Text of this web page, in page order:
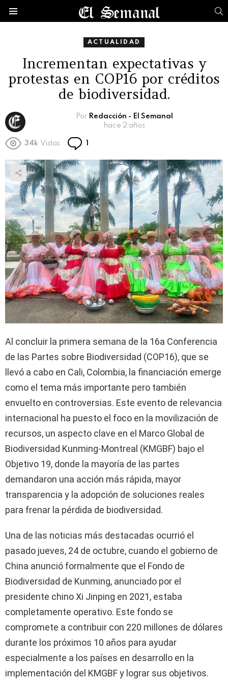
ACTUALIDAD
Incrementan expectativas y
protestas en COP16 por créditos
de biodiversidad.
Por Redacción - El Semanal
hace 2 años
34k Vistas
Al concluir la primera semana de la 16a Conferencia
de las Partes sobre Biodiversidad (COP16), que se
llevó a cabo en Cali, Colombia, la financiación emerge
como el tema más importante pero también
envuelto en controversias. Este evento de relevancia
internacional ha puesto el foco en la movilización de
recursos, un aspecto clave en el Marco Global de
Biodiversidad Kunming-Montreal (KMGBF) bajo el
Objetivo 19, donde la mayoría de las partes
demandaron una acción más rápida, mayor
transparencia y la adopción de soluciones reales
para frenar la pérdida de biodiversidad.
Una de las noticias más destacadas ocurrió el
pasado jueves, 24 de octubre, cuando el gobierno de
China anunció formalmente que el Fondo de
Biodiversidad de Kunming, anunciado por el
presidente chino Xi Jinping en 2021, estaba
completamente operativo. Este fondo se
compromete a contribuir con 220 millones de dólares
durante los próximos 10 años para ayudar
especialmente a los países en desarrollo en la
implementación del KMGBF y lograr sus objetivos.